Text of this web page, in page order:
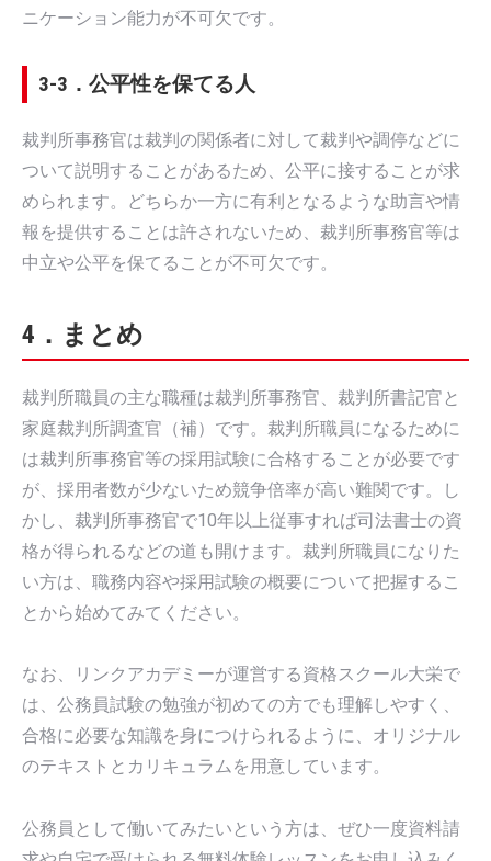
ニケーション能力が不可欠です。
3-3．公平性を保てる人
裁判所事務官は裁判の関係者に対して裁判や調停などに
ついて説明することがあるため、公平に接することが求
められます。どちらか一方に有利となるような助言や情
報を提供することは許されないため、裁判所事務官等は
中立や公平を保てることが不可欠です。
4．まとめ
裁判所職員の主な職種は裁判所事務官、裁判所書記官と
家庭裁判所調査官（補）です。裁判所職員になるために
は裁判所事務官等の採用試験に合格することが必要です
が、採用者数が少ないため競争倍率が高い難関です。し
かし、裁判所事務官で10年以上従事すれば司法書士の資
格が得られるなどの道も開けます。裁判所職員になりた
い方は、職務内容や採用試験の概要について把握するこ
とから始めてみてください。
なお、リンクアカデミーが運営する資格スクール大栄で
は、公務員試験の勉強が初めての方でも理解しやすく、
合格に必要な知識を身につけられるように、オリジナル
のテキストとカリキュラムを用意しています。
公務員として働いてみたいという方は、ぜひ一度資料請